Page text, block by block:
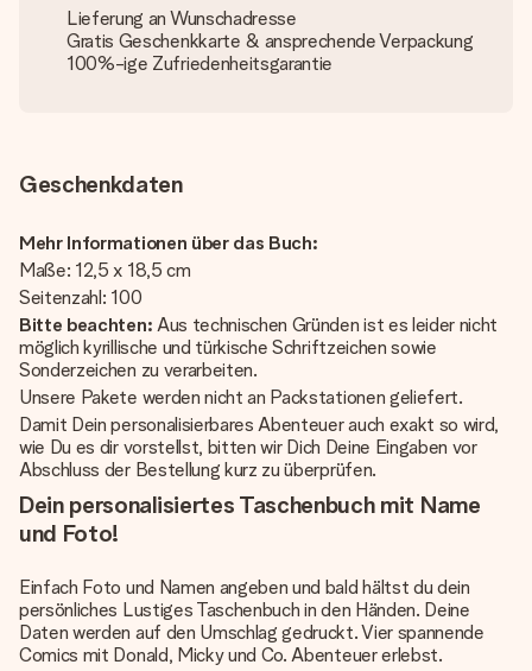
Lieferung an Wunschadresse
Gratis Geschenkkarte & ansprechende Verpackung
100%-ige Zufriedenheitsgarantie
Geschenkdaten
Mehr Informationen über das Buch:
Maße: 12,5 x 18,5 cm
Seitenzahl: 100
Bitte beachten: Aus technischen Gründen ist es leider nicht
möglich kyrillische und türkische Schriftzeichen sowie
Sonderzeichen zu verarbeiten.
Unsere Pakete werden nicht an Packstationen geliefert.
Damit Dein personalisierbares Abenteuer auch exakt so wird,
wie Du es dir vorstellst, bitten wir Dich Deine Eingaben vor
Abschluss der Bestellung kurz zu überprüfen.
Dein personalisiertes Taschenbuch mit Name
und Foto!
Einfach Foto und Namen angeben und bald hältst du dein
persönliches Lustiges Taschenbuch in den Händen. Deine
Daten werden auf den Umschlag gedruckt. Vier spannende
Comics mit Donald, Micky und Co. Abenteuer erlebst.